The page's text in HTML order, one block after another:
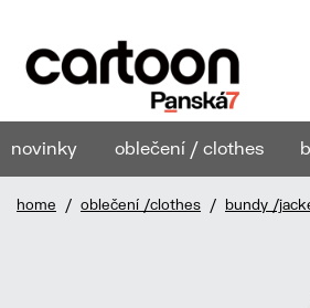
novinky oblečení / clothes
home / oblečení /clothes / bundy /